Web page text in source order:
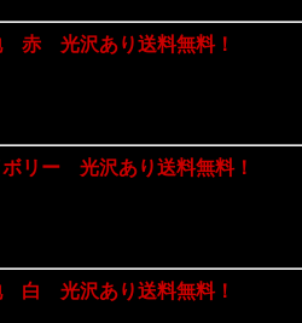
赤 光沢あり送料無料！
リー 光沢あり送料無料！
白 光沢あり送料無料！